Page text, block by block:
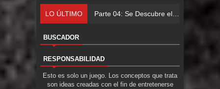
LO ÚLTIMO Parte 04: Se Descubre el Pastel
BUSCADOR
RESPONSABILIDAD
Esto es solo un juego. Los conceptos que trata
son ideas creadas con el fin de entretenerse